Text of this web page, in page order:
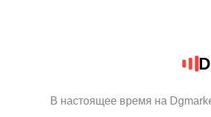
В настоящее время на